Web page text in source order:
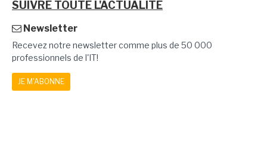
SUIVRE TOUTE L'ACTUALITÉ
Newsletter
Recevez notre newsletter comme plus de 50 000
professionnels de l'IT!
JE M'ABONNE